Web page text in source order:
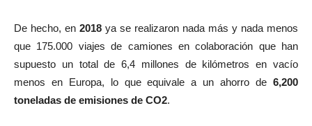
De hecho, en 2018 ya se realizaron nada más y nada menos
que 175.000 viajes de camiones en colaboración que han
supuesto un total de 6,4 millones de kilómetros en vacío
menos en Europa, lo que equivale a un ahorro de 6,200
toneladas de emisiones de CO2.